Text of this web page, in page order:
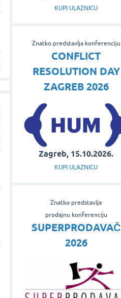
KUPI ULAZNICU
Znatko predstavlja konferenciju
CONFLICT
RESOLUTION DAY
ZAGREB 2026
Zagreb, 15.10.2026.
KUPI ULAZNICU
Znatko predstavlja
prodajnu konferenciju
SUPERPRODAVAČ
2026